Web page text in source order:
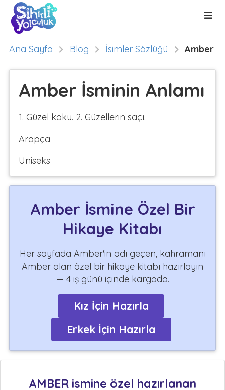
Ana Sayfa Blog İsimler Sözlüğü Amber
Amber İsminin Anlamı
1. Güzel koku. 2. Güzellerin saçı.
Arapça
Uniseks
Amber İsmine Özel Bir
Hikaye Kitabı
Her sayfada Amber'in adı geçen, kahramanı
Amber olan özel bir hikaye kitabı hazırlayın
— 4 iş günü içinde kargoda.
Kız İçin Hazırla
Erkek İçin Hazırla
AMBER ismine özel hazırlanan